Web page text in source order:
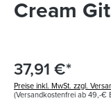
Cream
37,91 €*
Preise inkl. MwSt. zzgl.
(Versandkostenfrei ab 49,-€